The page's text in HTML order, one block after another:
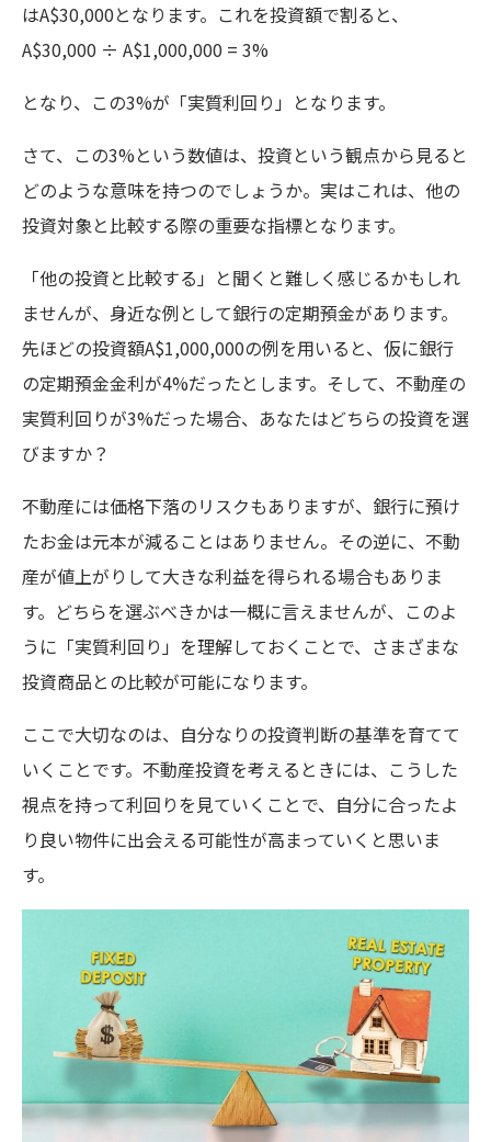
はA$30,000となります。これを投資額で割ると、
A$30,000 ÷ A$1,000,000 = 3%
となり、この3%が「実質利回り」となります。
さて、この3%という数値は、投資という観点から見ると
どのような意味を持つのでしょうか。実はこれは、他の
投資対象と比較する際の重要な指標となります。
「他の投資と比較する」と聞くと難しく感じるかもしれ
ませんが、身近な例として銀行の定期預金があります。
先ほどの投資額A$1,000,000の例を用いると、仮に銀行
の定期預金金利が4%だったとします。そして、不動産の
実質利回りが3%だった場合、あなたはどちらの投資を選
びますか？
不動産には価格下落のリスクもありますが、銀行に預け
たお金は元本が減ることはありません。その逆に、不動
産が値上がりして大きな利益を得られる場合もありま
す。どちらを選ぶべきかは一概に言えませんが、このよ
うに「実質利回り」を理解しておくことで、さまざまな
投資商品との比較が可能になります。
ここで大切なのは、自分なりの投資判断の基準を育てて
いくことです。不動産投資を考えるときには、こうした
視点を持って利回りを見ていくことで、自分に合ったよ
り良い物件に出会える可能性が高まっていくと思いま
す。